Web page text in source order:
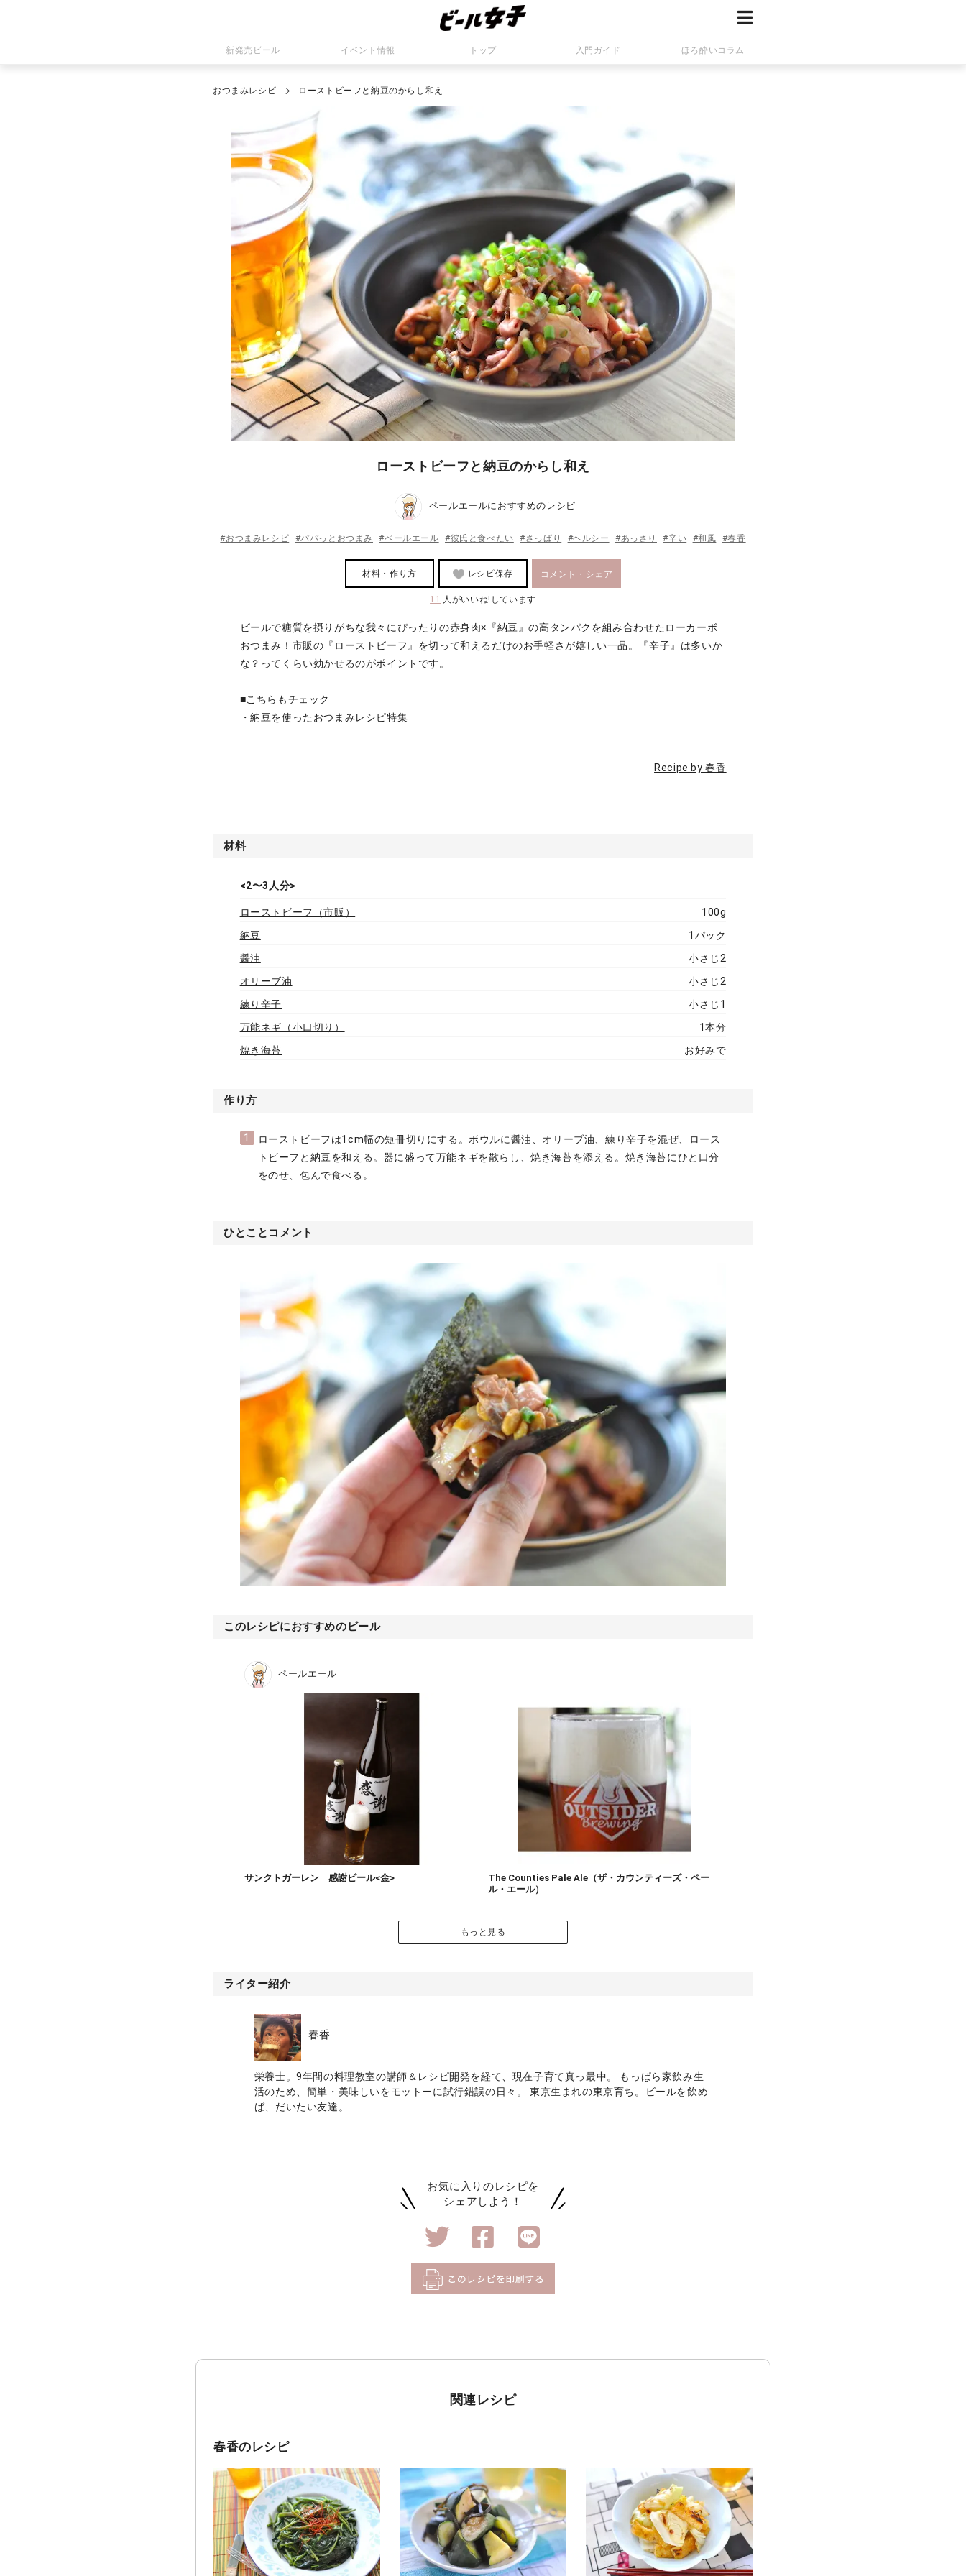
新発売ビール イベント情報 トップ 入門ガイド ほろ酔いコラム
おつまみレシピ ローストビーフと納豆のからし和え
ローストビーフと納豆のからし和え
ペールエールにおすすめのレシピ
#おつまみレシピ #パパっとおつまみ #ペールエール #彼氏と食べたい #さっぱり #ヘルシー #あっさり #辛い #和風 #春香
材料・作り方 レシピ保存 コメント・シェア
11 人がいいね!しています
ビールで糖質を摂りがちな我々にぴったりの赤身肉×『納豆』の高タンパクを組み合わせたローカーボ
おつまみ！市販の『ローストビーフ』を切って和えるだけのお手軽さが嬉しい一品。『辛子』は多いか
な？ってくらい効かせるのがポイントです。
■こちらもチェック
・納豆を使ったおつまみレシピ特集
Recipe by 春香
材料
<2〜3人分>
ローストビーフ（市販）
100g
納豆
1パック
醤油
小さじ2
オリーブ油
小さじ2
練り辛子
小さじ1
万能ネギ（小口切り）
1本分
焼き海苔
お好みで
作り方
1
ローストビーフは1cm幅の短冊切りにする。ボウルに醤油、オリーブ油、練り辛子を混ぜ、ロース
トビーフと納豆を和える。器に盛って万能ネギを散らし、焼き海苔を添える。焼き海苔にひと口分
をのせ、包んで食べる。
ひとことコメント
このレシピにおすすめのビール
ペールエール
サンクトガーレン 感謝ビール<金>
The Counties Pale Ale（ザ・カウンティーズ・ペー
ル・エール）
もっと見る
ライター紹介
春香
栄養士。9年間の料理教室の講師＆レシピ開発を経て、現在子育て真っ最中。 もっぱら家飲み生
活のため、簡単・美味しいをモットーに試行錯誤の日々。 東京生まれの東京育ち。ビールを飲め
ば、だいたい友達。
お気に入りのレシピを
シェアしよう！
関連レシピ
春香のレシピ